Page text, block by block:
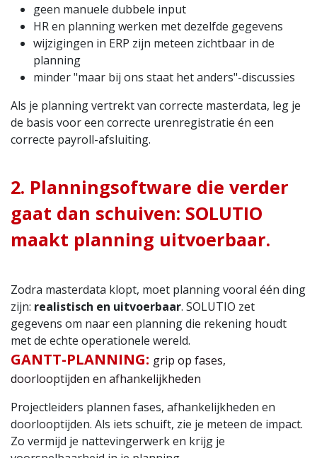
geen manuele dubbele input
HR en planning werken met dezelfde gegevens
wijzigingen in ERP zijn meteen zichtbaar in de
planning
minder "maar bij ons staat het anders"-discussies
Als je planning vertrekt van correcte masterdata, leg je
de basis voor een correcte urenregistratie én een
correcte payroll-afsluiting.
2. Planningsoftware die verder
gaat dan schuiven: SOLUTIO
maakt planning uitvoerbaar.
Zodra masterdata klopt, moet planning vooral één ding
zijn: realistisch en uitvoerbaar. SOLUTIO zet
gegevens om naar een planning die rekening houdt
met de echte operationele wereld.
GANTT-PLANNING: grip op fases,
doorlooptijden en afhankelijkheden
Projectleiders plannen fases, afhankelijkheden en
doorlooptijden. Als iets schuift, zie je meteen de impact.
Zo vermijd je nattevingerwerk en krijg je